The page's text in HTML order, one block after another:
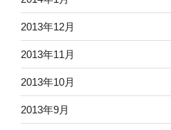
2013年12月
2013年11月
2013年10月
2013年9月